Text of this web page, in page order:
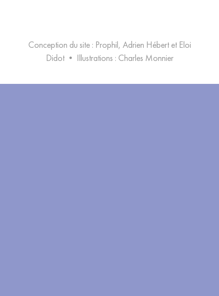
Conception du site : Prophil, Adrien Hébert et Eloi
Didot • Illustrations : Charles Monnier